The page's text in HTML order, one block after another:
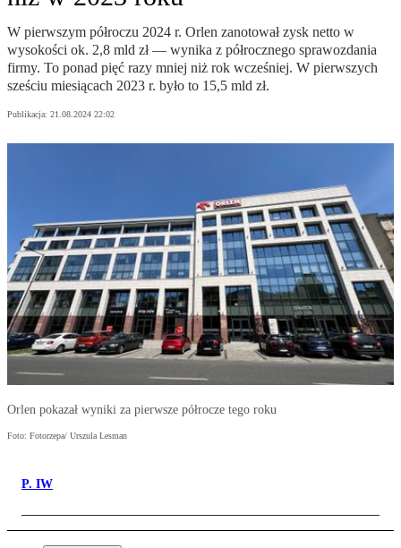
W pierwszym półroczu 2024 r. Orlen zanotował zysk netto w
wysokości ok. 2,8 mld zł — wynika z półrocznego sprawozdania
firmy. To ponad pięć razy mniej niż rok wcześniej. W pierwszych
sześciu miesiącach 2023 r. było to 15,5 mld zł.
Publikacja: 21.08.2024 22:02
Orlen pokazał wyniki za pierwsze półrocze tego roku
Foto: Fotorzepa/ Urszula Lesman
P. IW